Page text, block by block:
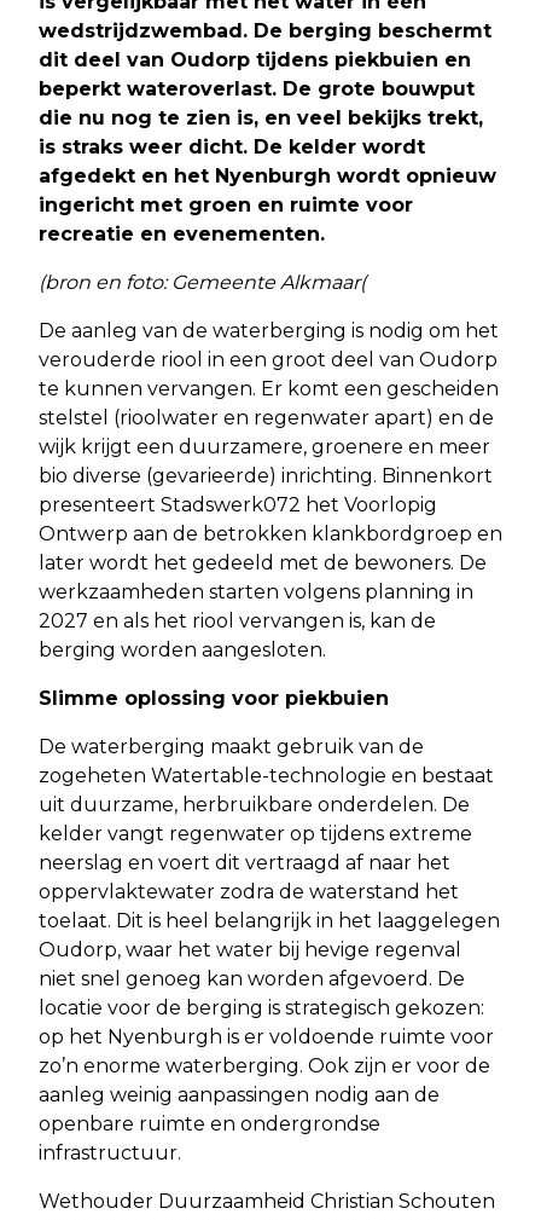
wedstrijdzwembad. De berging beschermt
dit deel van Oudorp tijdens piekbuien en
beperkt wateroverlast. De grote bouwput
die nu nog te zien is, en veel bekijks trekt,
is straks weer dicht. De kelder wordt
afgedekt en het Nyenburgh wordt opnieuw
ingericht met groen en ruimte voor
recreatie en evenementen.
(bron en foto: Gemeente Alkmaar(
De aanleg van de waterberging is nodig om het
verouderde riool in een groot deel van Oudorp
te kunnen vervangen. Er komt een gescheiden
stelstel (rioolwater en regenwater apart) en de
wijk krijgt een duurzamere, groenere en meer
bio diverse (gevarieerde) inrichting. Binnenkort
presenteert Stadswerk072 het Voorlopig
Ontwerp aan de betrokken klankbordgroep en
later wordt het gedeeld met de bewoners. De
werkzaamheden starten volgens planning in
2027 en als het riool vervangen is, kan de
berging worden aangesloten.
Slimme oplossing voor piekbuien
De waterberging maakt gebruik van de
zogeheten Watertable-technologie en bestaat
uit duurzame, herbruikbare onderdelen. De
kelder vangt regenwater op tijdens extreme
neerslag en voert dit vertraagd af naar het
oppervlaktewater zodra de waterstand het
toelaat. Dit is heel belangrijk in het laaggelegen
Oudorp, waar het water bij hevige regenval
niet snel genoeg kan worden afgevoerd. De
locatie voor de berging is strategisch gekozen:
op het Nyenburgh is er voldoende ruimte voor
zo’n enorme waterberging. Ook zijn er voor de
aanleg weinig aanpassingen nodig aan de
openbare ruimte en ondergrondse
infrastructuur.
Wethouder Duurzaamheid Christian Schouten